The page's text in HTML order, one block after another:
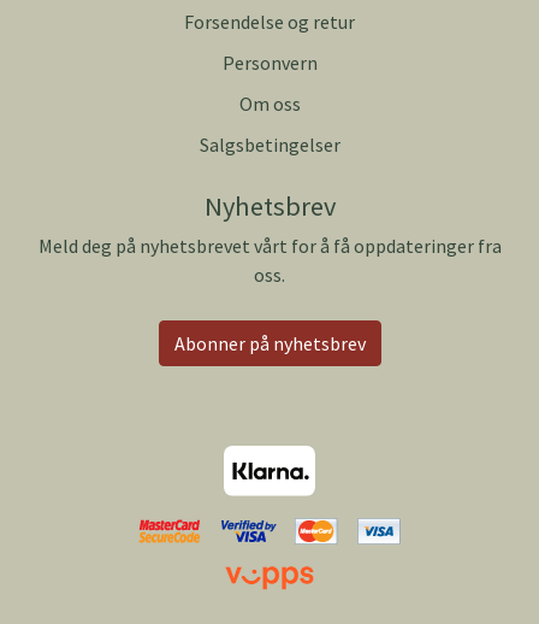
Forsendelse og retur
Personvern
Om oss
Salgsbetingelser
Nyhetsbrev
Meld deg på nyhetsbrevet vårt for å få oppdateringer fra
oss.
Abonner på nyhetsbrev